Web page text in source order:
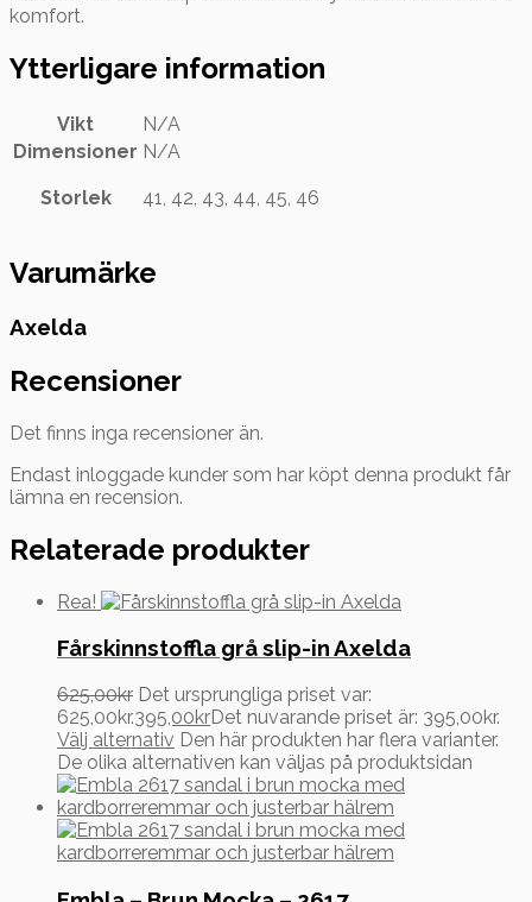
komfort.
Ytterligare information
Vikt
N/A
Dimensioner N/A
Storlek 41, 42, 43, 44, 45, 46
Varumärke
Axelda
Recensioner
Det finns inga recensioner än.
Endast inloggade kunder som har köpt denna produkt får
lämna en recension.
Relaterade produkter
Rea!
Fårskinnstoffla grå slip-in Axelda
625,00kr Det ursprungliga priset var:
625,00kr.395,00krDet nuvarande priset är: 395,00kr.
Välj alternativ Den här produkten har flera varianter.
De olika alternativen kan väljas på produktsidan